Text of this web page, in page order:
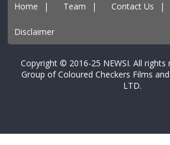
Home | Team | Contact Us |
Disclaimer
Copyright © 2016-25 NEWSI. All
Group of Coloured Checkers Films
LTD.